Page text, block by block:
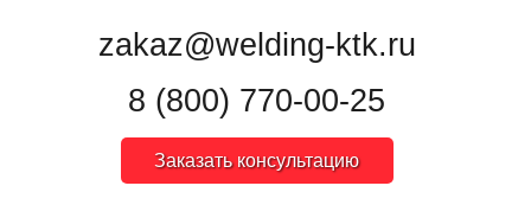
zakaz@welding-ktk.ru
8 (800) 770-00-25
Заказать консультацию